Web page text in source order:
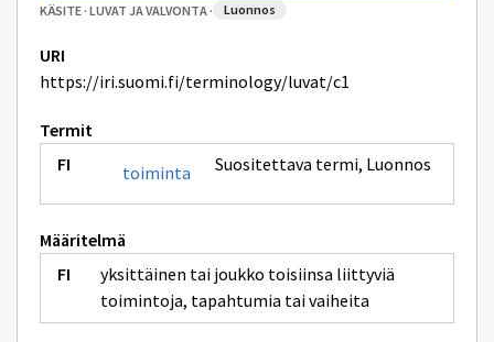
KÄSITE· LUVAT JA VALVONTA· luonnos
URI
https://iri.suomi.fi/terminology/luvat/c1
Termit
toiminta
Suositettava termi, Luonnos
Määritelmä
yksittäinen tai joukko toisiinsa liittyviä
toimintoja, tapahtumia tai vaiheita